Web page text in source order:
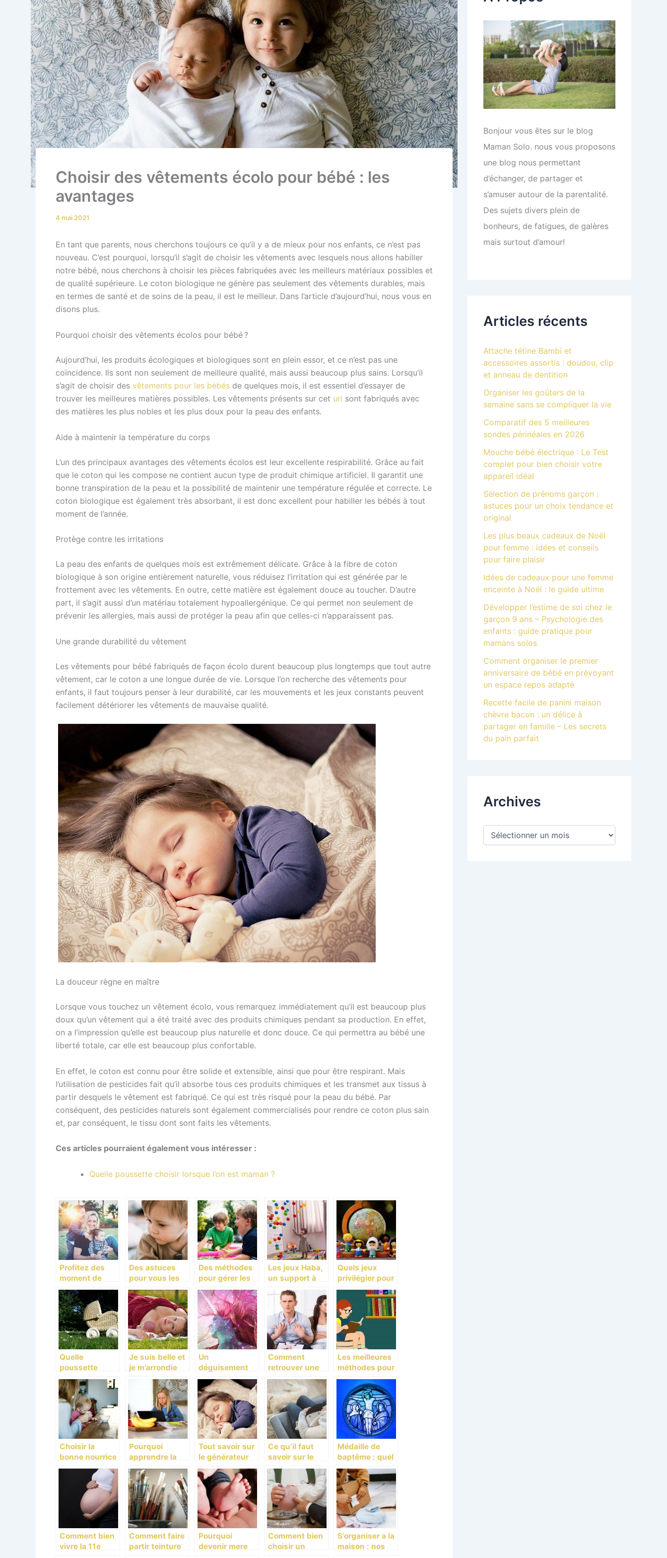
Choisir des vêtements écolo pour bébé : les
avantages
4 mai 2021
En tant que parents, nous cherchons toujours ce qu’il y a de mieux pour nos enfants, ce n’est pas
nouveau. C’est pourquoi, lorsqu’il s’agit de choisir les vêtements avec lesquels nous allons habiller
notre bébé, nous cherchons à choisir les pièces fabriquées avec les meilleurs matériaux possibles et
de qualité supérieure. Le coton biologique ne génère pas seulement des vêtements durables, mais
en termes de santé et de soins de la peau, il est le meilleur. Dans l’article d’aujourd’hui, nous vous en
disons plus.
Pourquoi choisir des vêtements écolos pour bébé ?
Aujourd’hui, les produits écologiques et biologiques sont en plein essor, et ce n’est pas une
coïncidence. Ils sont non seulement de meilleure qualité, mais aussi beaucoup plus sains. Lorsqu’il
s’agit de choisir des vêtements pour les bébés de quelques mois, il est essentiel d’essayer de
trouver les meilleures matières possibles. Les vêtements présents sur cet url sont fabriqués avec
des matières les plus nobles et les plus doux pour la peau des enfants.
Aide à maintenir la température du corps
L’un des principaux avantages des vêtements écolos est leur excellente respirabilité. Grâce au fait
que le coton qui les compose ne contient aucun type de produit chimique artificiel. Il garantit une
bonne transpiration de la peau et la possibilité de maintenir une température régulée et correcte. Le
coton biologique est également très absorbant, il est donc excellent pour habiller les bébés à tout
moment de l’année.
Protège contre les irritations
La peau des enfants de quelques mois est extrêmement délicate. Grâce à la fibre de coton
biologique à son origine entièrement naturelle, vous réduisez l’irritation qui est générée par le
frottement avec les vêtements. En outre, cette matière est également douce au toucher. D’autre
part, il s’agit aussi d’un matériau totalement hypoallergénique. Ce qui permet non seulement de
prévenir les allergies, mais aussi de protéger la peau afin que celles-ci n’apparaissent pas.
Une grande durabilité du vêtement
Les vêtements pour bébé fabriqués de façon écolo durent beaucoup plus longtemps que tout autre
vêtement, car le coton a une longue durée de vie. Lorsque l’on recherche des vêtements pour
enfants, il faut toujours penser à leur durabilité, car les mouvements et les jeux constants peuvent
facilement détériorer les vêtements de mauvaise qualité.
La douceur règne en maître
Lorsque vous touchez un vêtement écolo, vous remarquez immédiatement qu’il est beaucoup plus
doux qu’un vêtement qui a été traité avec des produits chimiques pendant sa production. En effet,
on a l’impression qu’elle est beaucoup plus naturelle et donc douce. Ce qui permettra au bébé une
liberté totale, car elle est beaucoup plus confortable.
En effet, le coton est connu pour être solide et extensible, ainsi que pour être respirant. Mais
l’utilisation de pesticides fait qu’il absorbe tous ces produits chimiques et les transmet aux tissus à
partir desquels le vêtement est fabriqué. Ce qui est très risqué pour la peau du bébé. Par
conséquent, des pesticides naturels sont également commercialisés pour rendre ce coton plus sain
et, par conséquent, le tissu dont sont faits les vêtements.
Ces articles pourraient également vous intéresser :
Quelle poussette choisir lorsque l’on est maman ?
Profitez des
moment de
plaisir avec
votre petit!
Des astuces
pour vous les
parents!
Des méthodes
pour gérer les
comportements
chez l’enfant!
Les jeux Haba,
un support à
l’épanouisseme
nt et au
développement
de vos enfants
Quels jeux
privilégier pour
votre enfant ?
Quelle
poussette
choisir lorsque
l’on est maman
?
Je suis belle et
je m’arrondie
Un
déguisement
parfait de
licorne pour
votre enfant
Comment
retrouver une
vie normale
après l’arrivée
d’un bébé?
Les meilleures
méthodes pour
apprendre
facilement le
français aux
enfants
Choisir la
bonne nourrice
pour ses
enfants!
Pourquoi
apprendre la
programmation
aux enfants ?
Tout savoir sur
le générateur
de bruit blanc
Ce qu’il faut
savoir sur le
bola de
grossesse
Médaille de
baptême : quel
symbole choisir
?
Comment bien
vivre la 11e
Comment faire
partir teinture
Pourquoi
devenir mere
Comment bien
choisir un
S’organiser a la
maison : nos
e
:
Bonjour vous êtes sur le blog
Maman Solo. nous vous proposons
une blog nous permettant
d’échanger, de partager et
s’amuser autour de la parentalité.
Des sujets divers plein de
bonheurs, de fatigues, de galères
mais surtout d’amour!
Articles récents
Attache tétine Bambi et
accessoires assortis : doudou, clip
et anneau de dentition
Organiser les goûters de la
semaine sans se compliquer la vie
Comparatif des 5 meilleures
sondes périnéales en 2026
Mouche bébé électrique : Le Test
complet pour bien choisir votre
appareil idéal
Sélection de prénoms garçon :
astuces pour un choix tendance et
original
Les plus beaux cadeaux de Noël
pour femme : idées et conseils
pour faire plaisir
Idées de cadeaux pour une femme
enceinte à Noël : le guide ultime
Développer l’estime de soi chez le
garçon 9 ans – Psychologie des
enfants : guide pratique pour
mamans solos
Comment organiser le premier
anniversaire de bébé en prévoyant
un espace repos adapté
Recette facile de panini maison
chèvre bacon : un délice à
partager en famille – Les secrets
du pain parfait
Archives
A